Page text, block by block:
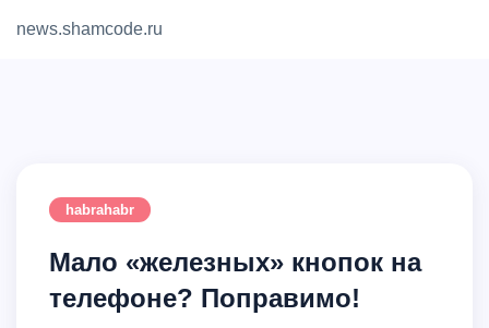
news.shamcode.ru
habrahabr
Мало «железных» кнопок на
телефоне? Поправимо!